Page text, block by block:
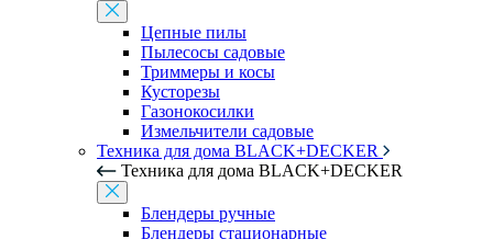
Цепные пилы
Пылесосы садовые
Триммеры и косы
Кусторезы
Газонокосилки
Измельчители садовые
Техника для дома BLACK+DECKER
Техника для дома BLACK+DECKER
Блендеры ручные
Блендеры стационарные